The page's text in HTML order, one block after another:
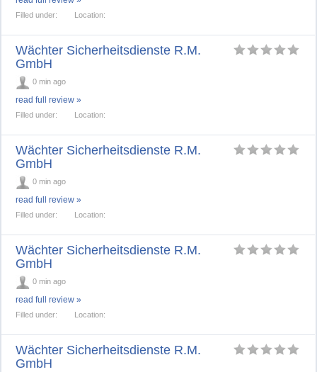
Filled under: Location:
Wächter Sicherheitsdienste R.M.
GmbH
0 min ago
read full review »
Filled under: Location:
Wächter Sicherheitsdienste R.M.
GmbH
0 min ago
read full review »
Filled under: Location:
Wächter Sicherheitsdienste R.M.
GmbH
0 min ago
read full review »
Filled under: Location:
Wächter Sicherheitsdienste R.M.
GmbH